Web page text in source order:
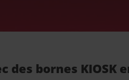
des bornes KIOSK